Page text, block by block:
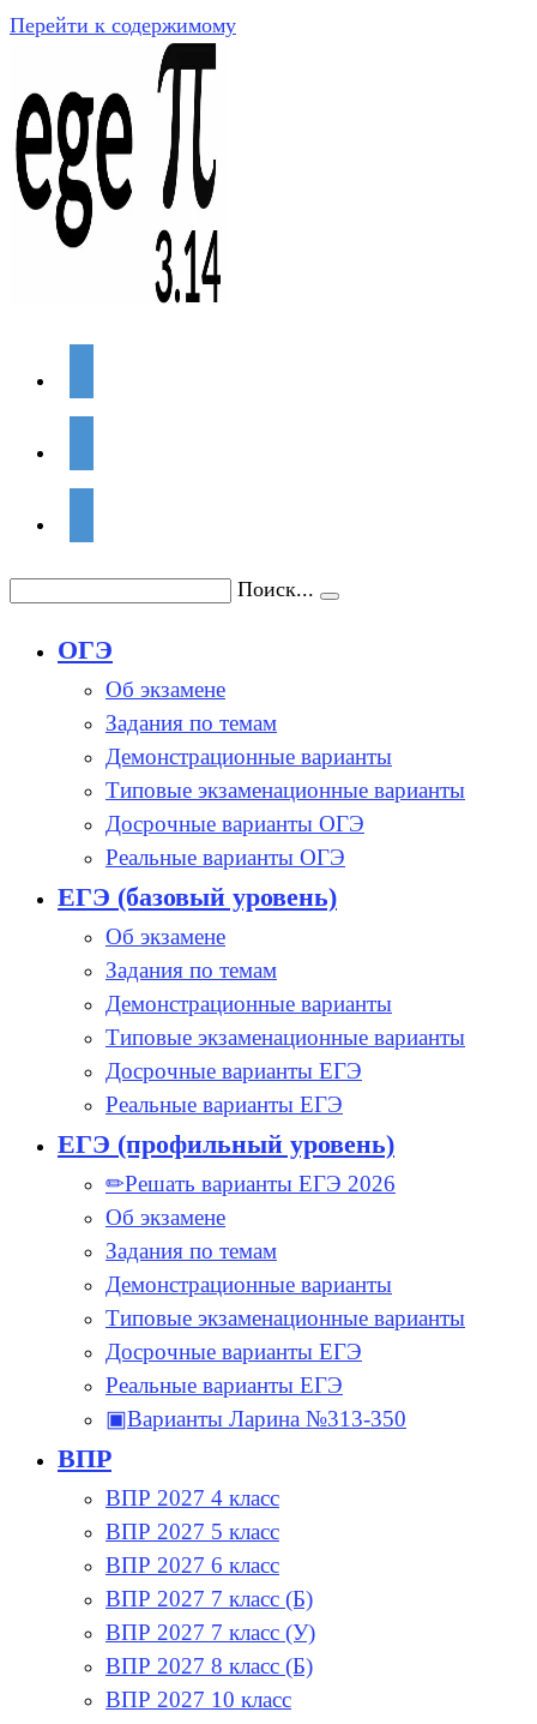
Перейти к содержимому
Поиск...
ОГЭ
Об экзамене
Задания по темам
Демонстрационные варианты
Типовые экзаменационные варианты
Досрочные варианты ОГЭ
Реальные варианты ОГЭ
ЕГЭ (базовый уровень)
Об экзамене
Задания по темам
Демонстрационные варианты
Типовые экзаменационные варианты
Досрочные варианты ЕГЭ
Реальные варианты ЕГЭ
ЕГЭ (профильный уровень)
✏Решать варианты ЕГЭ 2026
Об экзамене
Задания по темам
Демонстрационные варианты
Типовые экзаменационные варианты
Досрочные варианты ЕГЭ
Реальные варианты ЕГЭ
▣Варианты Ларина №313-350
ВПР
ВПР 2027 4 класс
ВПР 2027 5 класс
ВПР 2027 6 класс
ВПР 2027 7 класс (Б)
ВПР 2027 7 класс (У)
ВПР 2027 8 класс (Б)
ВПР 2027 10 класс